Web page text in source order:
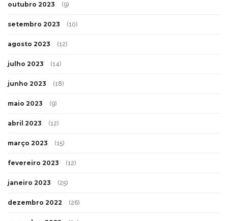
outubro 2023 (9)
setembro 2023 (10)
agosto 2023 (12)
julho 2023 (14)
junho 2023 (18)
maio 2023 (9)
abril 2023 (12)
março 2023 (15)
fevereiro 2023 (12)
janeiro 2023 (25)
dezembro 2022 (26)